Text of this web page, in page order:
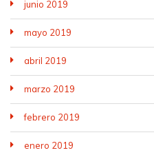
junio 2019
mayo 2019
abril 2019
marzo 2019
febrero 2019
enero 2019